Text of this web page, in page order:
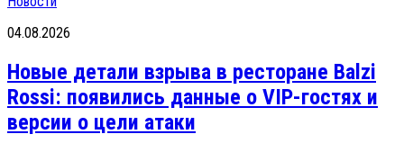
04.08.2026
Новые детали взрыва в ресторане Balzi
Rossi: появились данные о VIP-гостях и
версии о цели атаки